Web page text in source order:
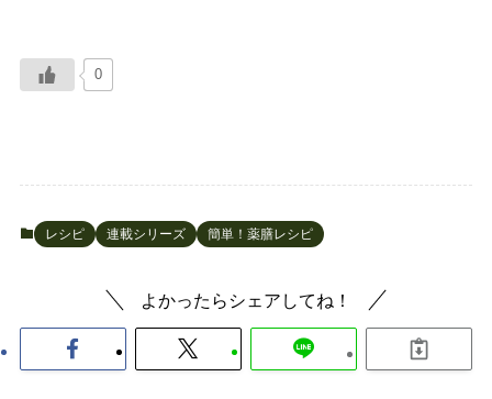
0
レシピ 連載シリーズ 簡単！薬膳レシピ
よかったらシェアしてね！